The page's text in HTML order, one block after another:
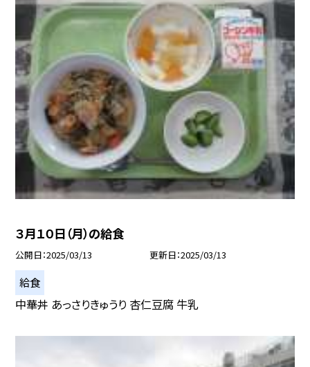
３月１０日（月）の給食
公開日 2025/03/13 更新日 2025/03/13
給食
中華丼 あっさりきゅうり 杏仁豆腐 牛乳